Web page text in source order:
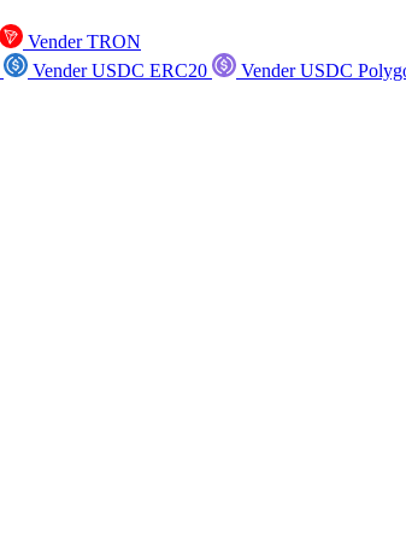
Vender TRON
Vender USDC ERC20
Vender USDC